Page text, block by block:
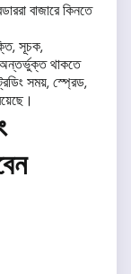
বাজারে কিনতে
সূচক,
অন্তর্ভুক্ত থাকতে
সময়, স্প্রেড,